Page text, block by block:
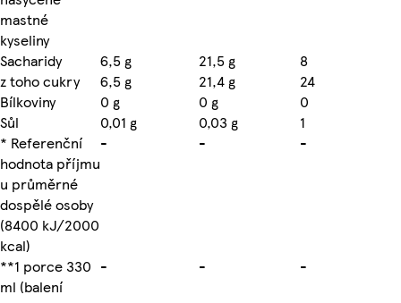
mastné
kyseliny
Sacharidy 6,5 g 21,5 g
8
z toho cukry
6,5 g 21,4 g
24
Bílkoviny
0 g 0 g
0
Sůl
0,01 g 0,03 g
1
* Referenční
hodnota příjmu
u průměrné
dospělé osoby
(8400 kJ/2000
kcal)
- - -
**1 porce 330
ml (balení
- - -